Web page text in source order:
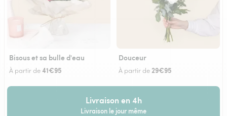
Bisous et sa bulle d'eau
À partir de41€95
Douceur
À partir de 29€95
Livraison en 4h
Livraison le jour même